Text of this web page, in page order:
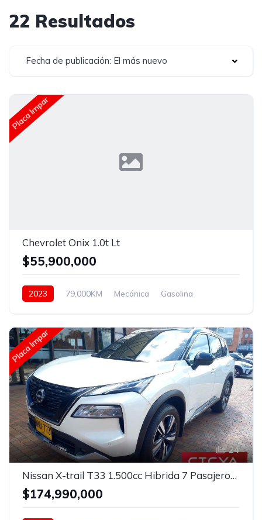
22 Resultados
Fecha de publicación: El más nuevo
Placa Impar
Chevrolet Onix 1.0t Lt
$55,900,000
2023 79,000KM Mecánica
Gasolina
Placa Impar
24
Nissan X-trail T33 1.500cc Hibrida 7 Pasajeros Automatica
$174,990,000